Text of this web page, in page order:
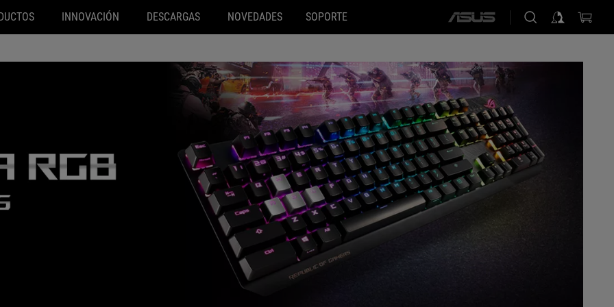
INNOVACIÓN DESCARGAS NOVEDADES SOPORTE
ASUS